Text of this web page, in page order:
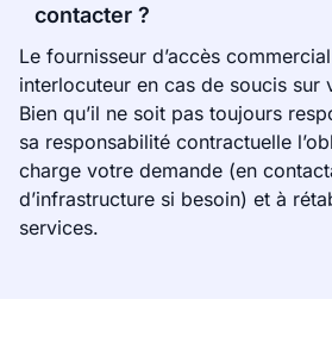
contacter ?
Le fournisseur d’accès
interlocuteur en cas de soucis sur
Bien qu’il ne soit pas toujours
sa responsabilité contractuelle
charge votre demande (en
d’infrastructure si besoin) et à
services.